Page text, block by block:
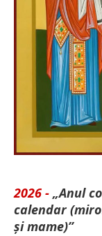
2026 - „Anul
calendar
și mame)”